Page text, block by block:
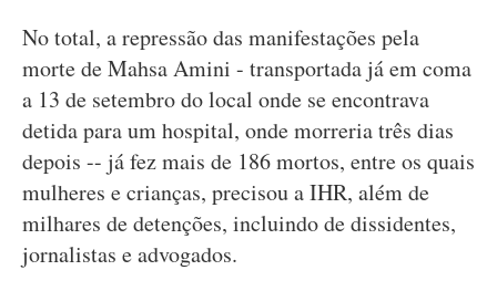
No total, a repressão das manifestações pela
morte de Mahsa Amini - transportada já em coma
a 13 de setembro do local onde se encontrava
detida para um hospital, onde morreria três dias
depois -- já fez mais de 186 mortos, entre os quais
mulheres e crianças, precisou a IHR, além de
milhares de detenções, incluindo de dissidentes,
jornalistas e advogados.